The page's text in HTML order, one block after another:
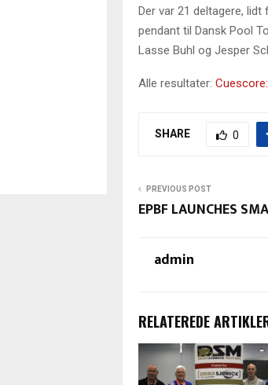
Der var 21 deltagere,
pendant til Dansk Pool
Lasse Buhl og Jesper
Alle resultater:
SHARE 0
PREVIOUS POST
EPBF LAUNCHES
admin
RELATEREDE